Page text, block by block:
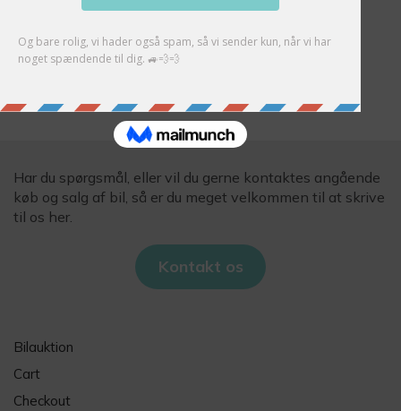
EXPIRED
Har du spørgsmål, eller vil du gerne kontaktes angående
køb og salg af bil, så er du meget velkommen til at skrive
til os her.
Kontakt os
Bilauktion
Cart
Checkout